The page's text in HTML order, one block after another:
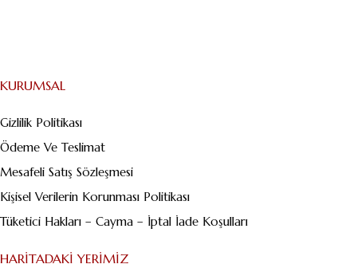
KURUMSAL
Gizlilik Politikası
Ödeme Ve Teslimat
Mesafeli Satış Sözleşmesi
Kişisel Verilerin Korunması Politikası
Tüketici Hakları – Cayma – İptal İade Koşulları
HARITADAKI YERIMIZ